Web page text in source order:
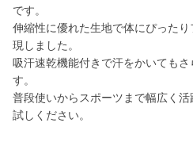
です。
伸縮性に優れた生地で体にぴった
現しました。
吸汗速乾機能付きで汗をかいても
す。
普段使いからスポーツまで幅広く
試しください。